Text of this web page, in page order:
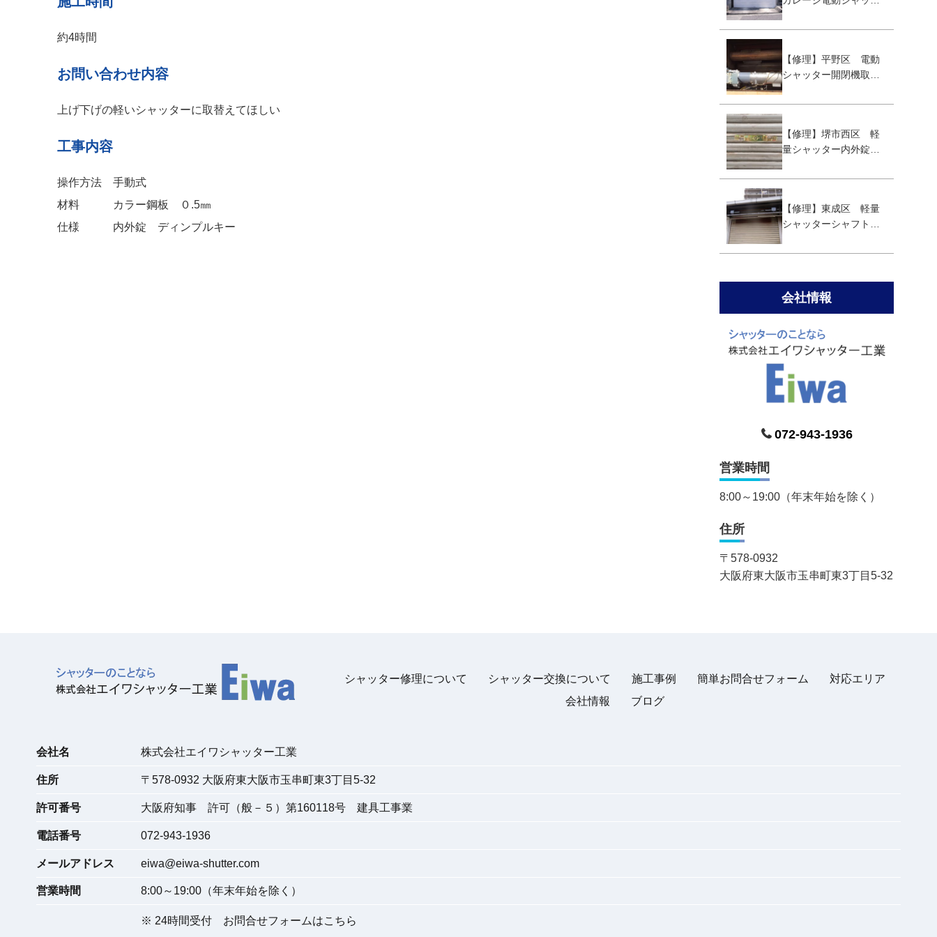
約4時間
お問い合わせ内容
上げ下げの軽いシャッターに取替えてほしい
工事内容
操作方法 手動式
材料 カラー鋼板 ０.5㎜
仕様 内外錠 ディンプルキー
【修理】平野区 電動
シャッター開閉機取替
【修理】堺市西区 軽
量シャッター内外錠取
【修理】東成区 軽量
シャッターシャフト取
会社情報
072-943-1936
営業時間
8:00～19:00（年末年始を除く）
住所
〒 578-0932
大阪府東大阪市玉串町東3丁目5-32
シャッター修理について シャッター交換について 施工事例 簡単お問合せフォーム
対応エリア
会社情報
ブログ
会社名 株式会社エイワシャッター工業
住所 〒 578-0932 大阪府東大阪市玉串町東3丁目5-32
許可番号 大阪府知事 許可（般－５）第160118号 建具工事業
電話番号 072-943-1936
メールアドレス eiwa@eiwa-shutter.com
営業時間 8:00～19:00（年末年始を除く）
※ 24時間受付 お問合せフォームはこちら